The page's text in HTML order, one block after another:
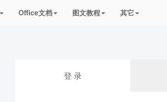
视频课程 Office文档 图文教程
登 录